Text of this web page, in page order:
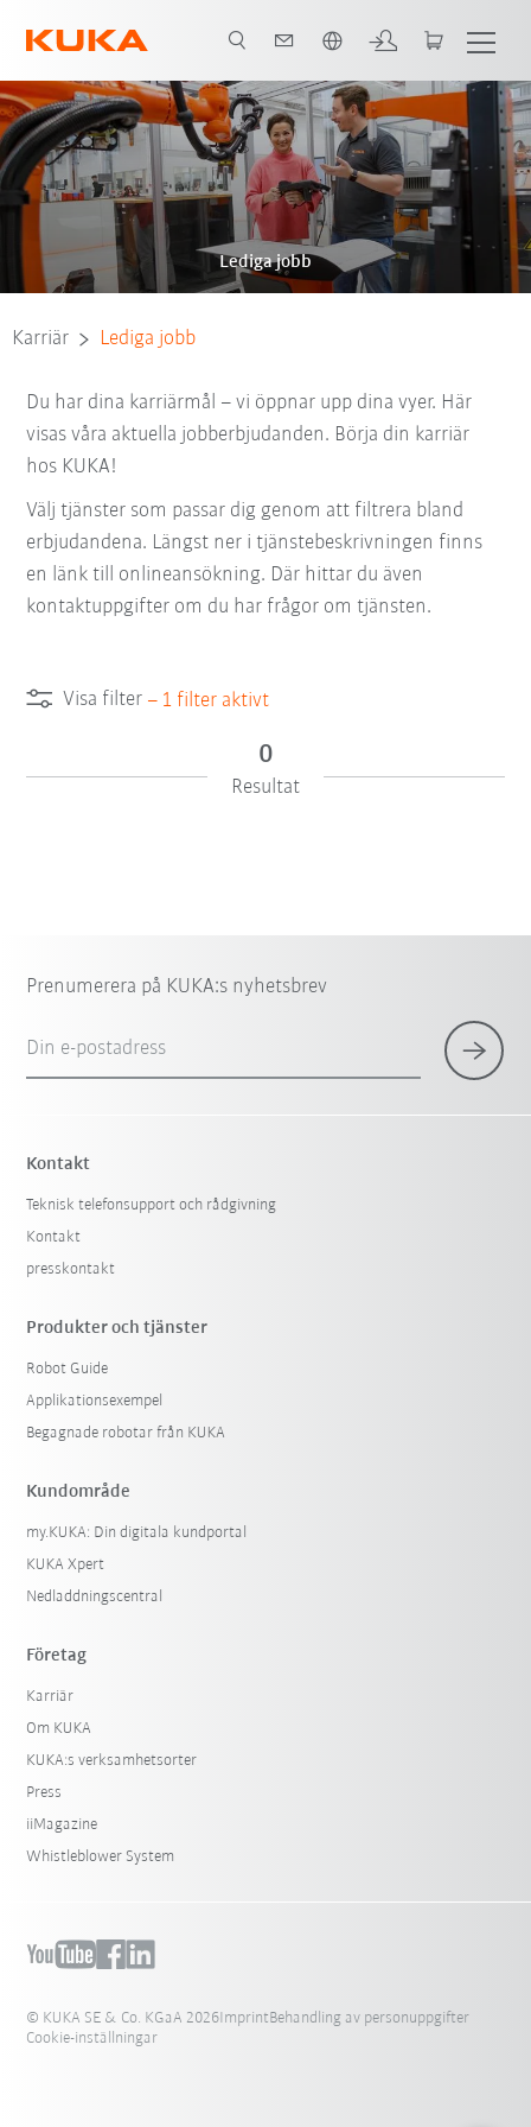
Lediga jobb
Karriär Lediga jobb
Du har dina karriärmål – vi öppnar upp dina vyer. Här
visas våra aktuella jobberbjudanden. Börja din karriär
hos KUKA!
Välj tjänster som passar dig genom att filtrera bland
erbjudandena. Längst ner i tjänstebeskrivningen finns
en länk till onlineansökning. Där hittar du även
kontaktuppgifter om du har frågor om tjänsten.
Visa filter – 1 filter aktivt
Återställ filter
0
Resultat
Prenumerera på KUKA:s nyhetsbrev
Din e-postadress
Kontakt
Teknisk telefonsupport och rådgivning
Kontakt
presskontakt
Produkter och tjänster
Robot Guide
Applikationsexempel
Begagnade robotar från KUKA
Kundområde
my.KUKA: Din digitala kundportal
KUKA Xpert
Nedladdningscentral
Företag
Karriär
Om KUKA
KUKA:s verksamhetsorter
Press
iiMagazine
Whistleblower System
© KUKA SE & Co. KGaA 2026ImprintBehandling av personuppgifter
Cookie-inställningar